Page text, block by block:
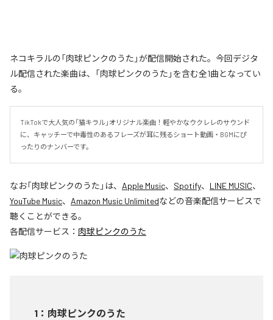
ネコキラルの「肉球ピンクのうた」が配信開始された。今回デジタ
ル配信された楽曲は、「肉球ピンクのうた」を含む全1曲となってい
る。
TikTokで大人気の「猫キラル」オリジナル楽曲！軽やかなウクレレのサウンド
に、キャッチーで中毒性のあるフレーズが耳に残るショート動画・BGMにぴ
ったりのナンバーです。
なお「肉球ピンクのうた 」は、 Apple Music、 Spotify、 LINE MUSIC、
YouTube Music、 Amazon Music Unlimitedなどの音楽配信サービスで
聴くことができる。
各配信サービス： 肉球ピンクのうた
1 ： 肉球ピンクのうた